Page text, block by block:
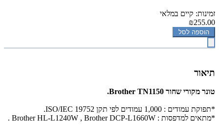
זמינות: קיים במלאי
₪255.00
הוספה לסל
תיאור
טונר מקורי שחור Brother TN1150.
*תפוקת עמודים : 1,000 עמודים לפי תקן ISO/IEC 19752.
*מתאים למדפסות :
Brother HL-L1240W , Brother DCP-L1660W
.